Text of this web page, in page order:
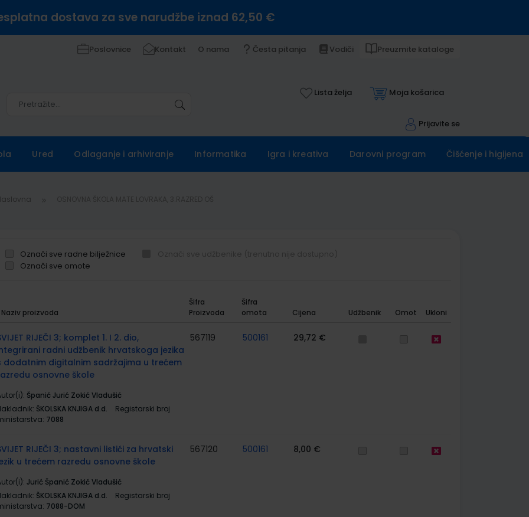
dostava za sve narudžbe iznad 62,50 €
Poslovnice Kontakt O nama Česta pitanja Vodiči Preuzmite kataloge
Lista želja Moja košarica
Prijavite se
Ured Odlaganje i arhiviranje Informatika Igra i kreativa Darovni program Čišćenje i higijena
Označi sve radne bilježnice
Označi sve omote
Naziv proizvoda
Šifra
Proizvoda
Šifra
omota
Cijena Udžbenik Omot Ukloni
RIJEČI 3; komplet 1. I 2. dio,
radni udžbenik hrvatskoga jezika
dodatnim digitalnim sadržajima u trećem
osnovne škole
Španić Jurić Zokić Vladušić
ŠKOLSKA KNJIGA d.d.
Registarski broj
7088
567119 500161 29,72 €
RIJEČI 3; nastavni listići za hrvatski
u trećem razredu osnovne škole
Jurić Španić Zokić Vladušić
ŠKOLSKA KNJIGA d.d.
Registarski broj
7088-DOM
567120 500161 8,00 €